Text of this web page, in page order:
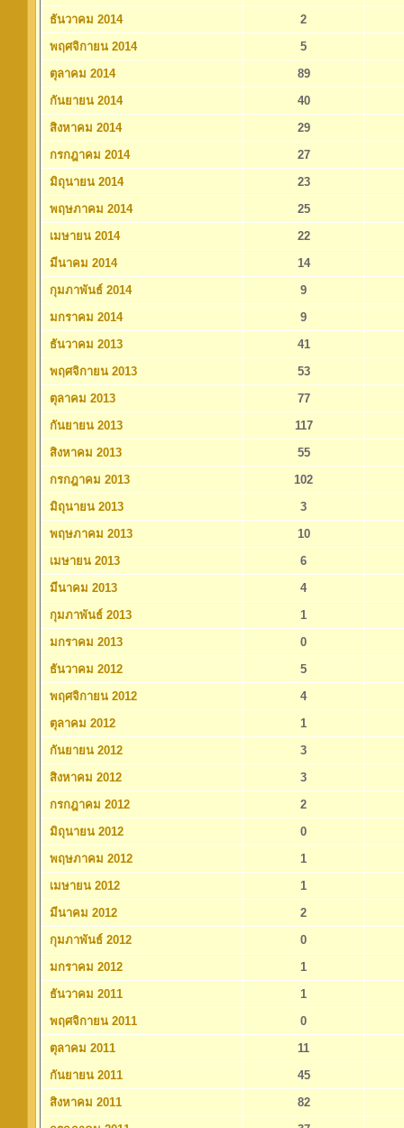
ธันวาคม 2014
2
พฤศจิกายน 2014
5
ตุลาคม 2014
89
กันยายน 2014
40
สิงหาคม 2014
29
กรกฎาคม 2014
27
มิถุนายน 2014
23
พฤษภาคม 2014
25
เมษายน 2014
22
มีนาคม 2014
14
กุมภาพันธ์ 2014
9
มกราคม 2014
9
ธันวาคม 2013
41
พฤศจิกายน 2013
53
ตุลาคม 2013
77
กันยายน 2013
117
สิงหาคม 2013
55
กรกฎาคม 2013
102
มิถุนายน 2013
3
พฤษภาคม 2013
10
เมษายน 2013
6
มีนาคม 2013
4
กุมภาพันธ์ 2013
1
มกราคม 2013
0
ธันวาคม 2012
5
พฤศจิกายน 2012
4
ตุลาคม 2012
1
กันยายน 2012
3
สิงหาคม 2012
3
กรกฎาคม 2012
2
มิถุนายน 2012
0
พฤษภาคม 2012
1
เมษายน 2012
1
มีนาคม 2012
2
กุมภาพันธ์ 2012
0
มกราคม 2012
1
ธันวาคม 2011
1
พฤศจิกายน 2011
0
ตุลาคม 2011
11
กันยายน 2011
45
สิงหาคม 2011
82